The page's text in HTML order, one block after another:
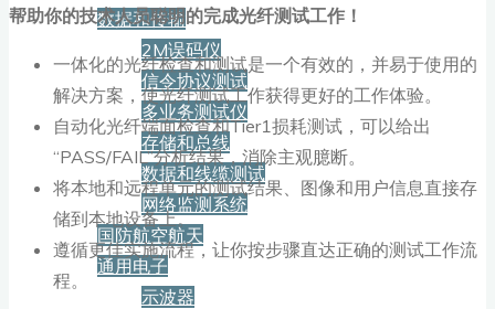
数据和传输
2M误码仪
信令协议测试
多业务测试仪
存储和总线
数据和线缆测试
网络监测系统
国防航空航天
通用电子
示波器
帮助你的技术人员聪明的完成光纤测试工作！
一体化的光纤检查和测试是一个有效的，并易于使用的
解决方案，使光纤测试工作获得更好的工作体验。
自动化光纤端面检查和Tier1损耗测试，可以给出
“PASS/FAIL”分析结果，消除主观臆断。
将本地和远程单元的测试结果、图像和用户信息直接存
储到本地设备上。
遵循更佳实施流程，让你按步骤直达正确的测试工作流
程。